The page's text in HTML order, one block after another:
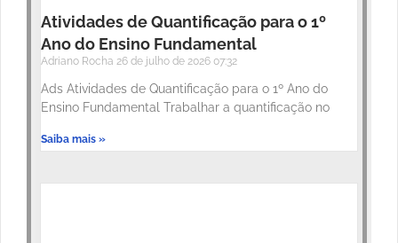
Atividades de Quantificação para o 1º
Ano do Ensino Fundamental
Adriano Rocha 26 de julho de 2026 07:32
Ads Atividades de Quantificação para o 1º Ano do
Ensino Fundamental Trabalhar a quantificação no
Saiba mais »